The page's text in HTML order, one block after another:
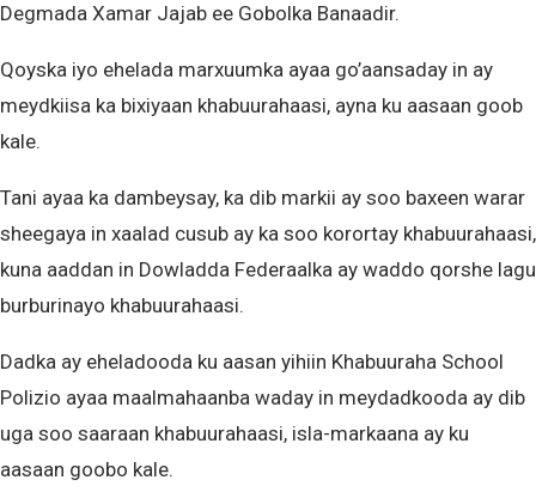
Degmada Xamar Jajab ee Gobolka Banaadir.
Qoyska iyo ehelada marxuumka ayaa go’aansaday in ay
meydkiisa ka bixiyaan khabuurahaasi, ayna ku aasaan goob
kale.
Tani ayaa ka dambeysay, ka dib markii ay soo baxeen warar
sheegaya in xaalad cusub ay ka soo korortay khabuurahaasi,
kuna aaddan in Dowladda Federaalka ay waddo qorshe lagu
burburinayo khabuurahaasi.
Dadka ay eheladooda ku aasan yihiin Khabuuraha School
Polizio ayaa maalmahaanba waday in meydadkooda ay dib
uga soo saaraan khabuurahaasi, isla-markaana ay ku
aasaan goobo kale.